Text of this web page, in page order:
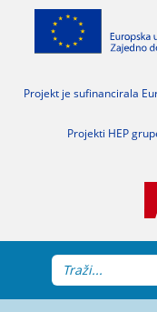
Projekt je sufinancirala
Projekti HEP